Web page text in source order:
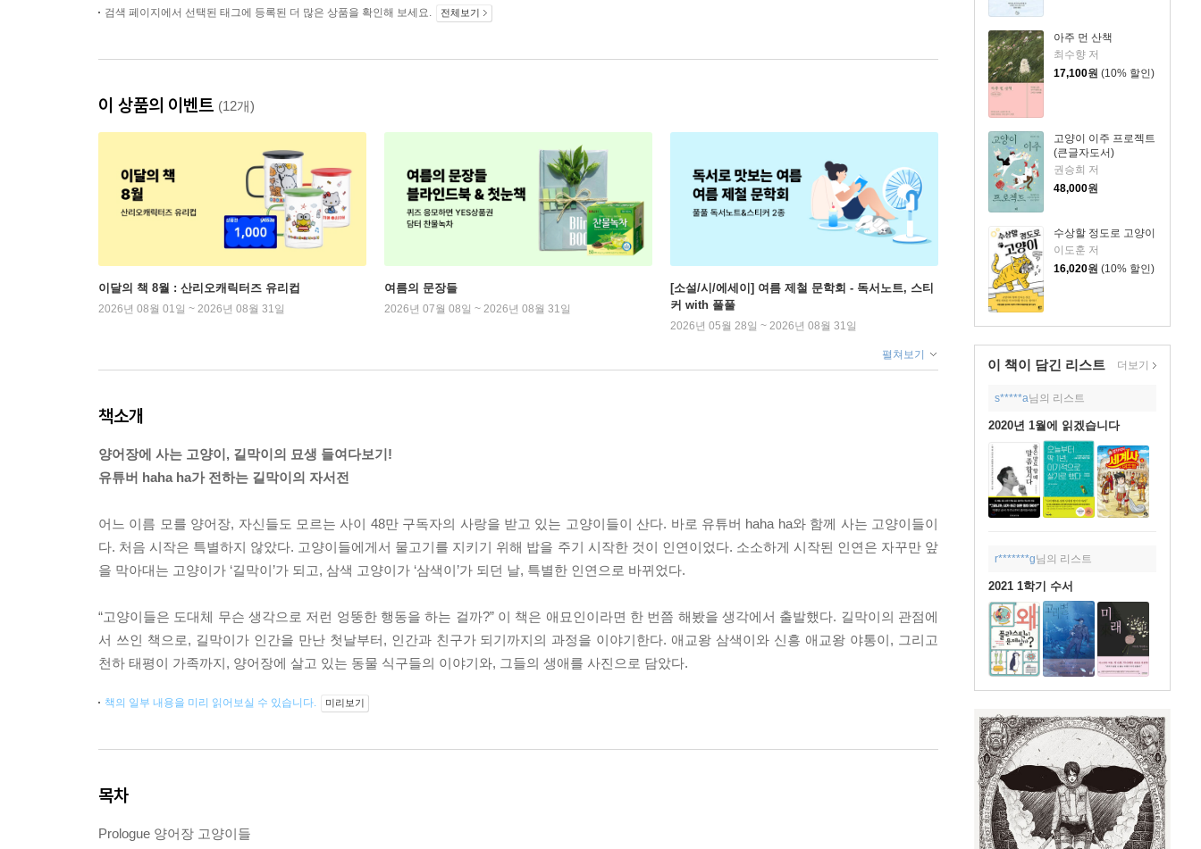
아주 먼 산책
최수향 저
17,100원 (10% 할인)
고양이 이주 프로젝트
(큰글자도서)
권승희 저
48,000원
수상할 정도로 고양이
이도훈 저
16,020원 (10% 할인)
이 책이 담긴 리스트 더보기
s*****a님의 리스트
2020년 1월에 읽겠습니다
r*******g님의 리스트
2021 1학기 수서
검색 페이지에서 선택된 태그에 등록된 더 많은 상품을 확인해 보세요. 전체보기
이 상품의 이벤트 (12개)
이달의 책 8월 : 산리오캐릭터즈 유리컵
2026년 08월 01일 ~ 2026년 08월 31일
여름의 문장들
2026년 07월 08일 ~ 2026년 08월 31일
[소설/시/에세이] 여름 제철 문학회 - 독서노트, 스티
커 with 풀풀
2026년 05월 28일 ~ 2026년 08월 31일
펼쳐보기
책소개
양어장에 사는 고양이, 길막이의 묘생 들여다보기!
유튜버 haha ha가 전하는 길막이의 자서전
어느 이름 모를 양어장, 자신들도 모르는 사이 48만 구독자의 사랑을 받고 있는 고양이들이 산다. 바로 유튜버 haha ha와 함께 사는 고양이들이
다. 처음 시작은 특별하지 않았다. 고양이들에게서 물고기를 지키기 위해 밥을 주기 시작한 것이 인연이었다. 소소하게 시작된 인연은 자꾸만 앞
을 막아대는 고양이가 ‘길막이’가 되고, 삼색 고양이가 ‘삼색이’가 되던 날, 특별한 인연으로 바뀌었다.
“고양이들은 도대체 무슨 생각으로 저런 엉뚱한 행동을 하는 걸까?” 이 책은 애묘인이라면 한 번쯤 해봤을 생각에서 출발했다. 길막이의 관점에
서 쓰인 책으로, 길막이가 인간을 만난 첫날부터, 인간과 친구가 되기까지의 과정을 이야기한다. 애교왕 삼색이와 신흥 애교왕 야통이, 그리고
천하 태평이 가족까지, 양어장에 살고 있는 동물 식구들의 이야기와, 그들의 생애를 사진으로 담았다.
책의 일부 내용을 미리 읽어보실 수 있습니다. 미리보기
목차
Prologue 양어장 고양이들